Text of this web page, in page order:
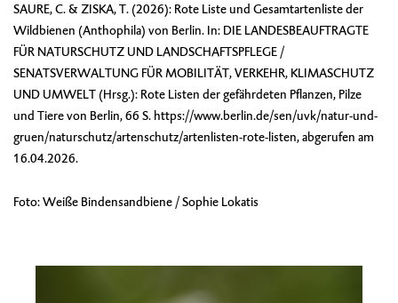
SAURE, C. & ZISKA, T. (2026): Rote Liste und Gesamtartenliste der
Wildbienen (Anthophila) von Berlin. In: DIE LANDESBEAUFTRAGTE
FÜR NATURSCHUTZ UND LANDSCHAFTSPFLEGE /
SENATSVERWALTUNG FÜR MOBILITÄT, VERKEHR, KLIMASCHUTZ
UND UMWELT (Hrsg.): Rote Listen der gefährdeten Pflanzen, Pilze
und Tiere von Berlin, 66 S. https://www.berlin.de/sen/uvk/natur-und-
gruen/naturschutz/artenschutz/artenlisten-rote-listen, abgerufen am
16.04.2026.
Foto: Weiße Bindensandbiene / Sophie Lokatis